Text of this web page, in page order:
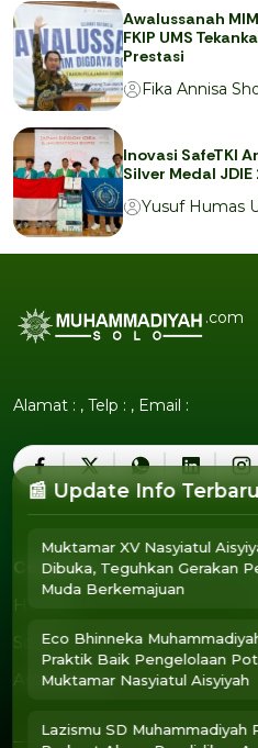
Awalussanah
FKIP UMS
Prestasi
Fika Annisa
Inovasi SafeTKI
Silver Medal
Yusuf Humas
.com
Alamat : , Telp : , Email :
Company
Humor
Sosok
Sosok
Agendamu
📰 Update Info
Muktamar XV Nasyiatul
Dibuka, Teguhkan Gerakan
Muda Berkemajuan
Eco Bhinneka
Praktik Baik Pengelolaan
Muktamar Nasyiatul Aisyiyah
Lazismu SD Muhammadiyah